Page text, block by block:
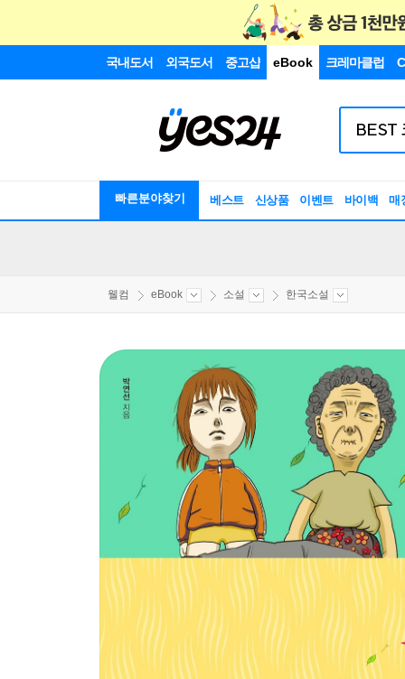
국내도서 외국도서 중고샵 eBook 크레마클럽
빠른분야찾기 베스트 신상품 이벤트 바이백 매
웰컴 eBook 소설 한국소설